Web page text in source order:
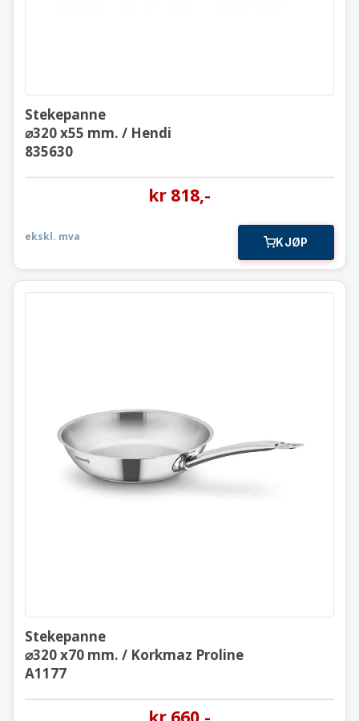
Stekepanne
⌀320 x55 mm. / Hendi
835630
kr 818,-
ekskl. mva KJØP
Stekepanne
⌀320 x70 mm. / Korkmaz Proline
Stekepanne
⌀320 x70 mm. / Korkmaz Proline
A1177